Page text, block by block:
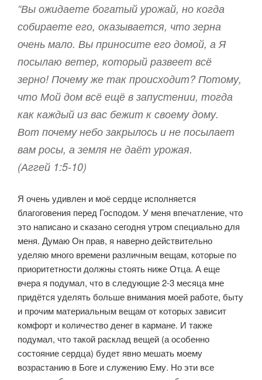
“Вы ожидаете богатый урожай, но когда
собираете его, оказывается, что зерна
очень мало. Вы приносите его домой, а Я
посылаю ветер, который развеет всё
зерно! Почему же так происходит? Потому,
что Мой дом всё ещё в запустении, тогда
как каждый из вас бежит к своему дому.
Вот почему небо закрылось и не посылает
вам росы, а земля не даёт урожая.
(Аггей 1:5-10)
Я очень удивлен и моё сердце исполняется
благоговения перед Господом. У меня впечатление, что
это написано и сказано сегодня утром специально для
меня. Думаю Он прав, я наверно действительно
уделяю много времени различным вещам, которые по
приоритетности должны стоять ниже Отца. А еще
вчера я подумал, что в следующие 2-3 месяца мне
придётся уделять больше внимания моей работе, быту
и прочим материальным вещам от которых зависит
комфорт и количество денег в кармане. И также
подумал, что такой расклад вещей (а особенно
состояние сердца) будет явно мешать моему
возрастанию в Боге и служению Ему. Но эти все